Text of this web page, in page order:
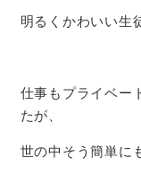
明るくかわいい生
仕事もプライベー
たが、
世の中そう簡単に